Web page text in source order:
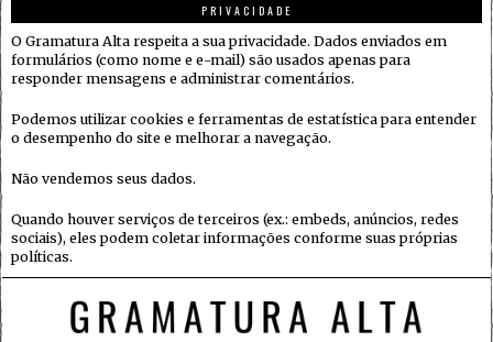
PRIVACIDADE
O Gramatura Alta respeita a sua privacidade. Dados enviados em
formulários (como nome e e-mail) são usados apenas para
responder mensagens e administrar comentários.
Podemos utilizar cookies e ferramentas de estatística para entender
o desempenho do site e melhorar a navegação.
Não vendemos seus dados.
Quando houver serviços de terceiros (ex.: embeds, anúncios, redes
sociais), eles podem coletar informações conforme suas próprias
políticas.